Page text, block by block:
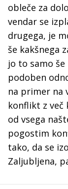
obleče za
vendar se
drugega, je
še kakšnega
jo to samo
podoben
na primer na
konflikt z več
od vsega
pogostim
tako, da se
Zaljubljena,